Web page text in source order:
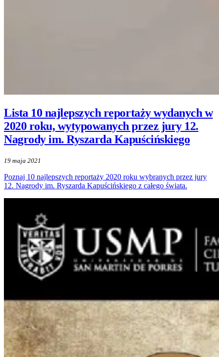
Lista 10 najlepszych reportaży wydanych w
2020 roku, wytypowanych przez jury 12.
Nagrody im. Ryszarda Kapuścińskiego
19 maja 2021
Poznaj 10 najlepszych reportaży 2020 roku wybranych przez jury
12. Nagrody im. Ryszarda Kapuścińskiego z całego świata.